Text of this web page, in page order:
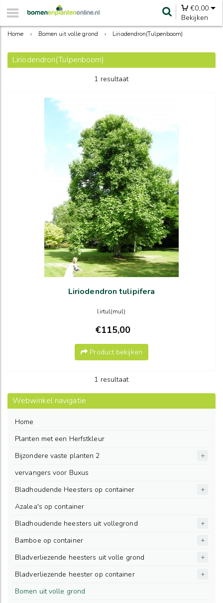
€0,00
Bekijken
Home › Bomen uit volle grond › Liriodendron(Tulpenboom)
Liriodendron(Tulpenboom)
1 resultaat
Liriodendron tulipifera
lirtul(mul)
€115,00
Product bekijken
1 resultaat
Webwinkel navigatie
Home
Planten met een Herfstkleur
Bijzondere vaste planten 2
vervangers voor Buxus
Bladhoudende Heesters op container
Azalea's op container
Bladhoudende heesters uit vollegrond
Bamboe op container
Bladverliezende heesters uit volle grond
Bladverliezende heester op container
Bomen uit volle grond